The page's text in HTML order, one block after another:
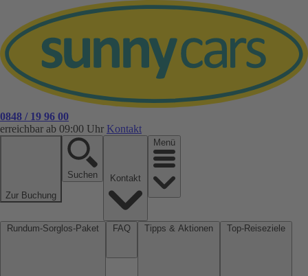
0848 / 19 96 00
erreichbar ab 09:00 Uhr Kontakt
Zur Buchung
Suchen
Menü